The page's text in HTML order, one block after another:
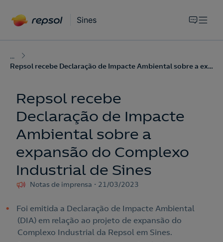
Sines
...
Repsol recebe Declaração de Impacte Ambiental sobre a expansão do Complexo Industrial de Sines
Repsol recebe
Declaração de Impacte
Ambiental sobre a
expansão do Complexo
Industrial de Sines
Notas de imprensa 21/03/2023
Foi emitida a Declaração de Impacte Ambiental
(DIA) em relação ao projeto de expansão do
Complexo Industrial da Repsol em Sines.